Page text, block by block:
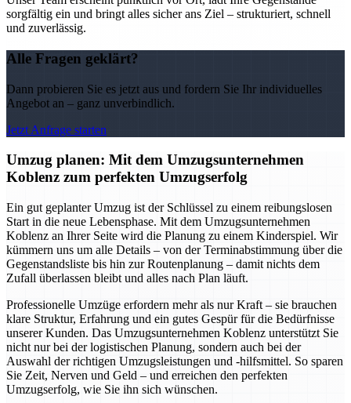
sorgfältig ein und bringt alles sicher ans Ziel – strukturiert, schnell
und zuverlässig.
Alle Fragen geklärt?
Dann probieren Sie es jetzt aus und fordern Sie Ihr individuelles
Angebot an – ganz unverbindlich.
Jetzt Anfrage starten
Umzug planen: Mit dem Umzugsunternehmen
Koblenz zum perfekten Umzugserfolg
Ein gut geplanter Umzug ist der Schlüssel zu einem reibungslosen
Start in die neue Lebensphase. Mit dem Umzugsunternehmen
Koblenz an Ihrer Seite wird die Planung zu einem Kinderspiel. Wir
kümmern uns um alle Details – von der Terminabstimmung über die
Gegenstandsliste bis hin zur Routenplanung – damit nichts dem
Zufall überlassen bleibt und alles nach Plan läuft.
Professionelle Umzüge erfordern mehr als nur Kraft – sie brauchen
klare Struktur, Erfahrung und ein gutes Gespür für die Bedürfnisse
unserer Kunden. Das Umzugsunternehmen Koblenz unterstützt Sie
nicht nur bei der logistischen Planung, sondern auch bei der
Auswahl der richtigen Umzugsleistungen und -hilfsmittel. So sparen
Sie Zeit, Nerven und Geld – und erreichen den perfekten
Umzugserfolg, wie Sie ihn sich wünschen.